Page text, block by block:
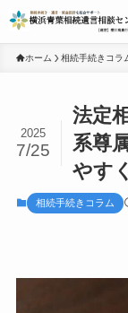
ホーム 相続手続きコラ
法定
系尊
やす
2025
7/25
相続手続きコラム